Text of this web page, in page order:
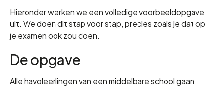
Hieronder werken we een volledige voorbeeldopgave
uit. We doen dit stap voor stap, precies zoals je dat op
je examen ook zou doen.
De opgave
Alle havoleerlingen van een middelbare school gaan